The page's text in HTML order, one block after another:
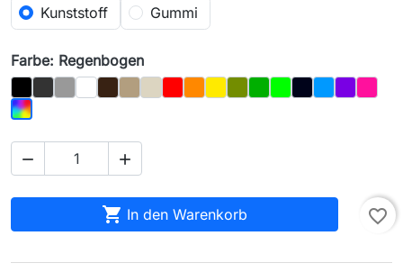
Kunststoff
Gummi
Farbe: Regenbogen
Schwarz
Graphit
GrauWeißBraunEicheKnochen
RotOrange
GelbOliveDunkelgrün
Light_Green
Night_Sky
BlauLila
Regenbogen
 
 In den Warenkorb favorite_border